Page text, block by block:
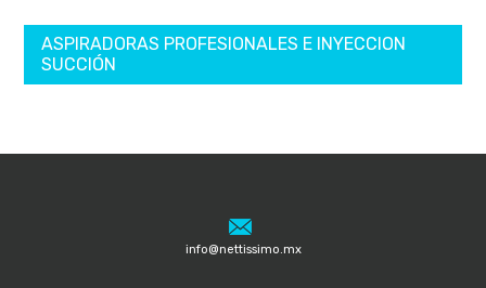
ASPIRADORAS PROFESIONALES E INYECCION
SUCCIÓN
info@nettissimo.mx